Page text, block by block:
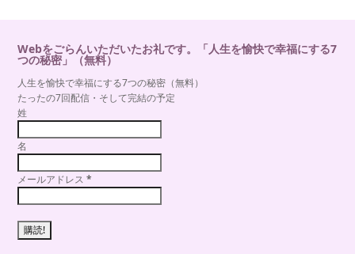
Webをごらんいただいたお礼です。「人生を愉快で幸福にする7
つの秘密」（無料）
人生を愉快で幸福にする7つの秘密（無料）
たったの7回配信・そして完結の予定
姓
名
メールアドレス *